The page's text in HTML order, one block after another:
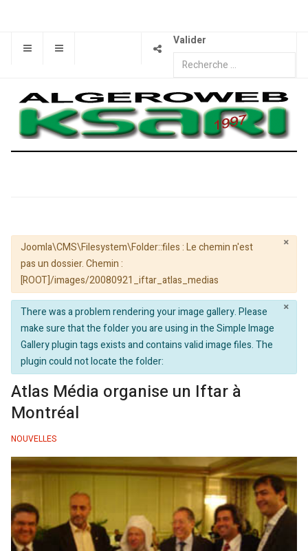
Valider
×
Avertissement
Joomla\CMS\Filesystem\Folder::files : Le chemin n'est
pas un dossier. Chemin :
[ROOT]/images/20080921_iftar_atlas_medias
×
info
There was a problem rendering your image gallery. Please
make sure that the folder you are using in the Simple Image
Gallery plugin tags exists and contains valid image files. The
plugin could not locate the folder:
Atlas Média organise un Iftar à
Montréal
NOUVELLES